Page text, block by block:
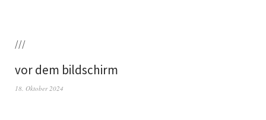
///
vor dem bildschirm
18. Oktober 2024